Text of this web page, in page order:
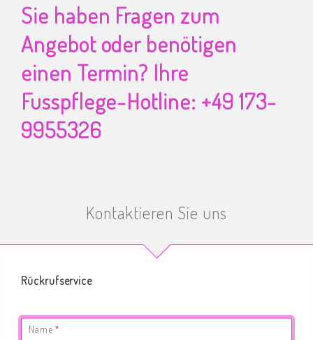
Sie haben Fragen zum
Angebot oder benötigen
einen Termin? Ihre
Fusspflege-Hotline: +49 173-
9955326
Kontaktieren Sie uns
Rückrufservice
Pflichtfeld
Name *